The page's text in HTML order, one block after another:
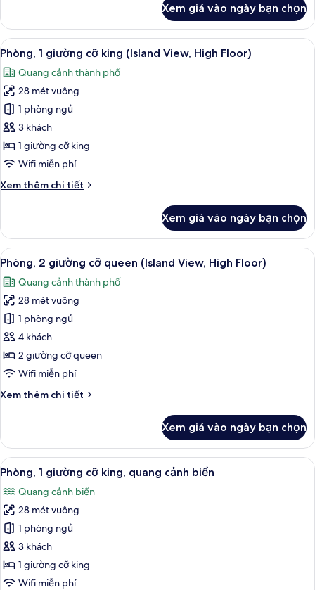
bị
hỗ
trợ
người
khiếm
thính,
quang
cảnh
hồ
bơi
Phòng,
giường
queen,
trang
thiết
bị
hỗ
trợ
người
khiếm
quang
bơi
Xem giá vào ngày bạn chọn
Xem
tất
cả
ảnh
Phòng,
1
giường
cỡ
(Island
Floor)
Bộ đồ giường cao cấp, két bảo mật
7
Phòng, 1 giường cỡ king (Island View, High Floor)
Quang cảnh thành phố
28 mét vuông
1 phòng ngủ
3 khách
1 giường cỡ king
Wifi miễn phí
Xem thêm chi tiết
Chi
Phòng,
giường
king
(Island
View,
High
Floor)
Xem giá vào ngày bạn chọn
Xem
tất
cả
ảnh
Phòng,
2
giường
cỡ
(Island
Floor)
Bộ đồ giường cao cấp, két bảo mật
9
Phòng, 2 giường cỡ queen (Island View, High Floor)
Quang cảnh thành phố
28 mét vuông
1 phòng ngủ
4 khách
2 giường cỡ queen
Wifi miễn phí
Xem thêm chi tiết
Chi
Phòng,
giường
queen
(Island
View,
High
Floor)
Xem giá vào ngày bạn chọn
Xem
tất
cả
ảnh
Phòng,
1
giường
cỡ
Bộ đồ giường cao cấp, két bảo mật
11
Phòng, 1 giường cỡ king, quang cảnh biển
Quang cảnh biển
28 mét vuông
1 phòng ngủ
3 khách
1 giường cỡ king
Wifi miễn phí